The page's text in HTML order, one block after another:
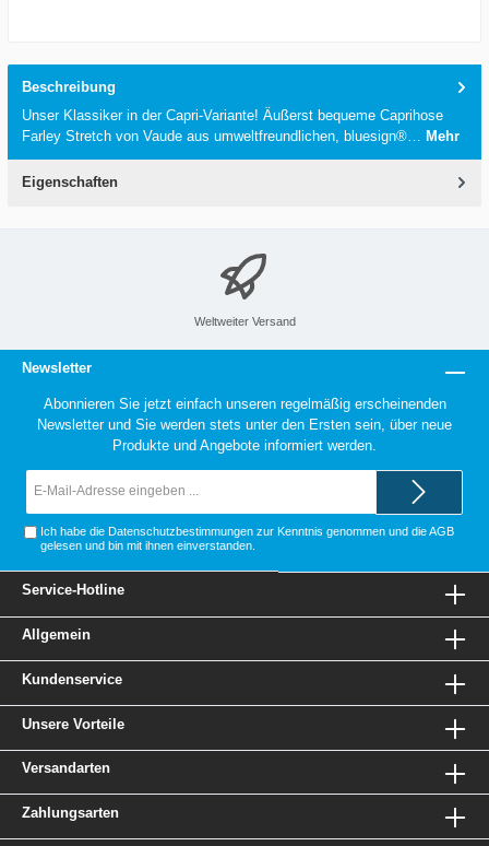
Beschreibung
Unser Klassiker in der Capri-Variante! Äußerst bequeme Caprihose
Farley Stretch von Vaude aus umweltfreundlichen, bluesign®… Mehr
Eigenschaften
Weltweiter Versand
Newsletter
Abonnieren Sie jetzt einfach unseren regelmäßig erscheinenden
Newsletter und Sie werden stets unter den Ersten sein, über neue
Produkte und Angebote informiert werden.
Ich habe die Datenschutzbestimmungen zur Kenntnis genommen und dieAGB
gelesen und bin mit ihnen einverstanden.
Service-Hotline
Allgemein
Kundenservice
Unsere Vorteile
Versandarten
Zahlungsarten